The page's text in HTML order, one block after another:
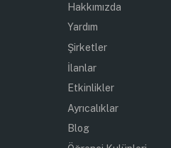
Hakkımızda
Yardım
Şirketler
İlanlar
Etkinlikler
Ayrıcalıklar
Blog